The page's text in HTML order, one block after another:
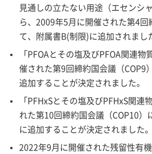
見通しの立たない用途（エセンシ
ら、2009年5月に開催された第4回
て、附属書B(制限)に追加されまし
「PFOAとその塩及びPFOA関連
催された第9回締約国会議（COP9
追加することが決定されました。
「PFHxSとその塩及びPFHxS関連
れた第10回締約国会議（COP10）
に追加することが決定されました。
2022年9月に開催された残留性有